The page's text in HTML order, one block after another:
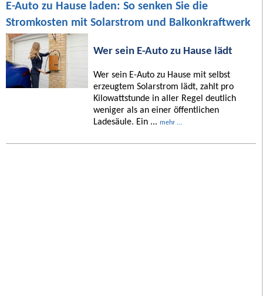
E-Auto zu Hause laden: So senken Sie die
Stromkosten mit Solarstrom und Balkonkraftwerk
Wer sein E-Auto zu Hause lädt
Wer sein E-Auto zu Hause mit selbst
erzeugtem Solarstrom lädt, zahlt pro
Kilowattstunde in aller Regel deutlich
weniger als an einer öffentlichen
Ladesäule. Ein ... mehr ...